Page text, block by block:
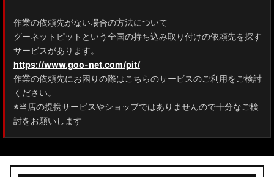
NHP17/NSP17NCP17 シエンタ
M900A/M910A ルーミー
A200A/A210A ライズ
E52 エルグランド
T32 エクストレイル
作業の依頼先がない場合の方法について
グーネットピットという全国の持ち込み取り付けの依頼先を探す
サービスがあります。
https://www.goo-net.com/pit/
作業の依頼先にお困りの際はこちらのサービスのご利用をご検討
ください。
※当店の提携サービスやショップではありませんので十分なご検
討をお願いします